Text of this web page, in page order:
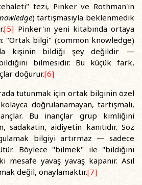
tezi, Pinker ve Rothman'ın
) tartışmasıyla beklenmedik
[5] Pinker'ın yeni kitabında ortaya
"Ortak bilgi" (common knowledge)
kişinin bildiği şey değildir —
bilmesidir. Bu küçük fark,
doğurur.[6]
tutunmak için ortak bilginin özel
doğrulanamayan, tartışmalı,
Bu inançlar grup kimliğini
aidiyetin kanıtıdır. Söz
bilgiyi artırmaz — sadece
Böylece "bilmek" ile "bildiğini
mesafe yavaş yavaş kapanır. Asıl
değil, onaylamaktır.[7]